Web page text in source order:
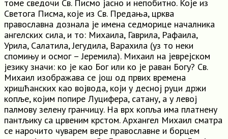
томе сведочи Св. Писмо јасно и непобитно. Које из
Светога Писма, које из Св. Предања, црква
православна дознала је имена седморице началника
ангелских сила, и то: Михаила, Гаврила, Рафаила,
Урила, Салатила, Јегудила, Варахила (уз то неки
спомињу и осмог – Јеремила). Михаил на јеврејском
језику значи: ко је као Бог или ко је раван Богу? Св.
Михаил изображава се још од првих времена
хришћанских као војвода, који у десној руци држи
копље, којим попире Луцифера, сатану, а у левој
палмову зелену гранчицу. На врх копља има платнену
пантљику са црвеним крстом. Архангел Михаил сматра
се нарочито чуварем вере православне и борцем